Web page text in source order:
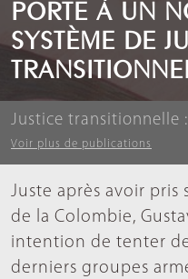
Justice transitionnelle
Voir plus de publications
PORTE À UN
SYSTÈME DE
Juste après avoir
de la Colombie,
intention de tenter
derniers groupes